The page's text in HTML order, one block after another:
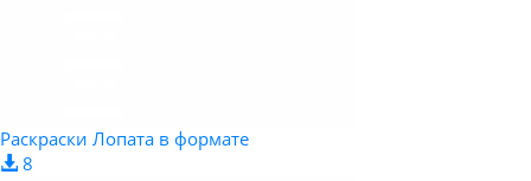
Раскраски Лопата в формате
8